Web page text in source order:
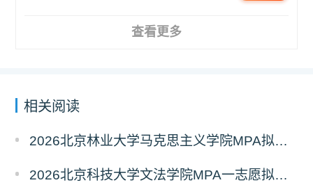
查看更多
相关阅读
2026北京林业大学马克思主义学院MPA拟录取分析解读
2026北京科技大学文法学院MPA一志愿拟录取分析解读